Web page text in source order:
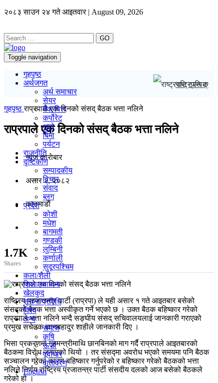
२०८३ साउन २४ गते आइतवार | August 09, 2026
GO
Toggle navigation
गृहपृष्ठ
अर्थजगत
अर्थ समाचार
सेयर
बैंक/वित्त
कर्पोरेट
अटो
बिमा
पर्यटन
राजनीति
दृष्टिकोण
सम्पादकीय
विचार
संवाद
ब्लग
प्रदेश
कोशी
मधेश
बागमती
गण्डकी
लुम्बिनी
कर्णाली
सुदूरपश्चिम
कला/शैली
शिक्षा/स्वास्थ्य
खेलकुद
सूचना/प्रविधि
विश्व
अन्य
समाज
कृषि
ऊर्जा
पूर्वाधार
वातावरण
English
राष्ट्रपति
गृहपृष्ठराप्रपाले एक दिनको संसद् बैठक भत्ता नलिने
राप्रपाले एक दिनको संसद् बैठक भत्ता नलिने
न्यूज काराेबार
असार २, २०८२
काठमाडाैं
1.7K
Shares
राष्ट्रिय प्रजातन्त्र पार्टी (राप्रपा) ले यही असार १ गते आइतबार बसेको
संसद्को बैठक भत्ता अस्वीकृत गर्ने भएको छ । उक्त बैठक बहिष्कार गरेको
राप्रपाले भत्ता नलिने भन्दै सङ्घीय संसद् सचिवालयलाई जानकारी गराएको
प्रमुख सचेतक ज्ञानबहादुर शाहीले जानकारी दिए ।
भिसा प्रकरणमा गृहमन्त्रीमाथि छानबिनको माग गर्दै राप्रपाले आइतबारको
बैठकमा विरोध जनाएको थियो । तर संसद्मा अवरोध भएको समयमा पनि बैठक
सञ्चालन गरेका कारण बहिष्कार गर्नुपरेको र बहिष्कार गरेको बैठकको भत्ता
नलिने निर्णय राष्ट्रिय प्रजातन्त्र पार्टी संसदीय दलको आज बसेको बैठकले
गरेको हो ।